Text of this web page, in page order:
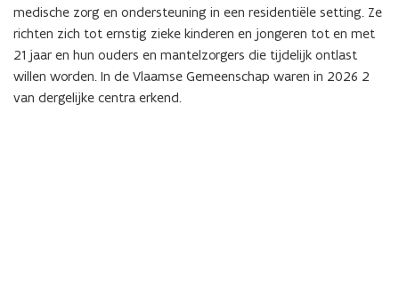
medische zorg en ondersteuning in een residentiële setting. Ze
richten zich tot ernstig zieke kinderen en jongeren tot en met
21 jaar en hun ouders en mantelzorgers die tijdelijk ontlast
willen worden. In de Vlaamse Gemeenschap waren in 2026 2
van dergelijke centra erkend.